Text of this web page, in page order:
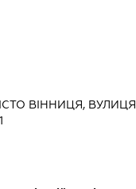
ВІННИЦЯ, ВУЛИЦЯ